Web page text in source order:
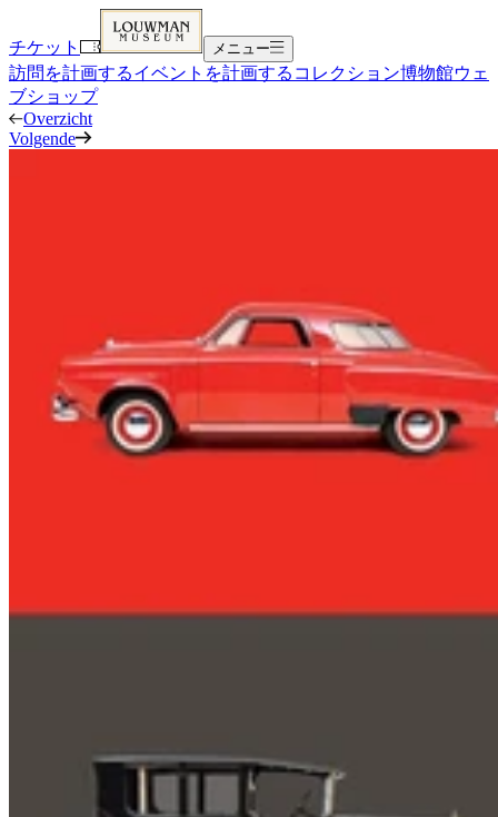
チケット メニュー
訪問を計画するイベントを計画する コレクション博物館ウェ
ブショップ
Overzicht
Volgende